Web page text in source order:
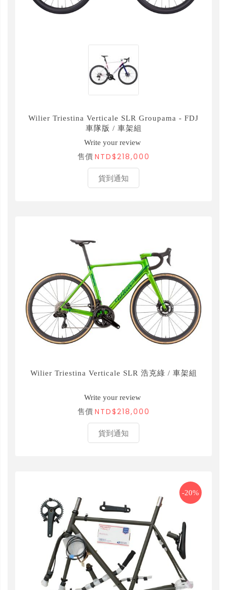
Wilier Triestina Verticale SLR Groupama - FDJ
車隊版 / 車架組
Write your review
售價 NTD$218,000
貨到通知
Wilier Triestina Verticale SLR 浩克綠 / 車架組
Write your review
售價 NTD$218,000
貨到通知
-20%